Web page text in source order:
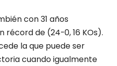
con 31 años
récord de (24-0, 16 KOs).
la que puede ser
cuando igualmente